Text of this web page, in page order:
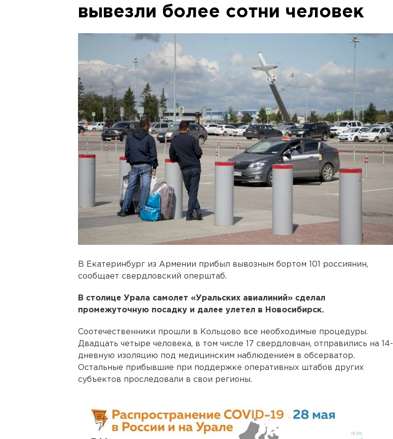
вывезли более сотни человек
В Екатеринбург из Армении прибыл вывозным бортом 101 россиянин,
сообщает свердловский оперштаб.
В столице Урала самолет «Уральских авиалиний» сделал
промежуточную посадку и далее улетел в Новосибирск.
Соотечественники прошли в Кольцово все необходимые процедуры.
Двадцать четыре человека, в том числе 17 свердловчан, отправились на 14-
дневную изоляцию под медицинским наблюдением в обсерватор.
Остальные прибывшие при поддержке оперативных штабов других
субъектов проследовали в свои регионы.